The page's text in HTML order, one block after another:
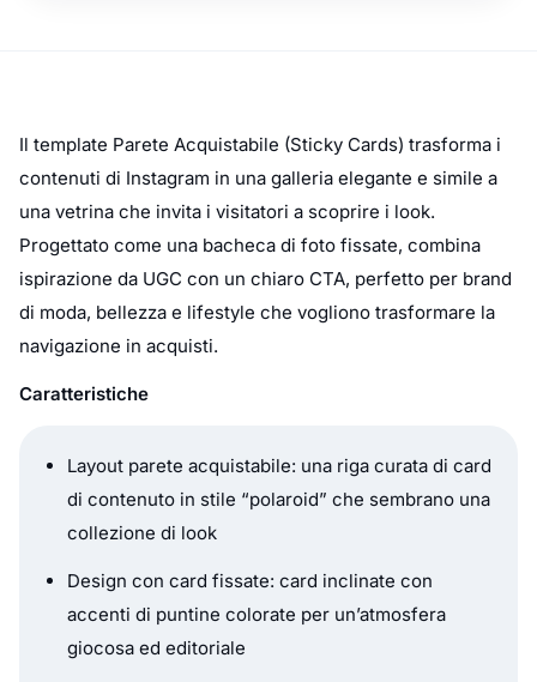
Il template Parete Acquistabile (Sticky Cards) trasforma i
contenuti di Instagram in una galleria elegante e simile a
una vetrina che invita i visitatori a scoprire i look.
Progettato come una bacheca di foto fissate, combina
ispirazione da UGC con un chiaro CTA, perfetto per brand
di moda, bellezza e lifestyle che vogliono trasformare la
navigazione in acquisti.
Caratteristiche
Layout parete acquistabile: una riga curata di card
di contenuto in stile “polaroid” che sembrano una
collezione di look
Design con card fissate: card inclinate con
accenti di puntine colorate per un’atmosfera
giocosa ed editoriale